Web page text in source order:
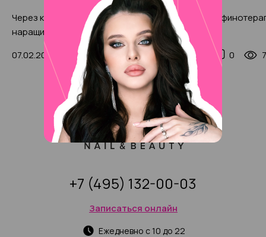
Через какое время после
наращивания ресницы можно
мочить (с фото-примерами)
07.02.2024 0 31324
Холодная
2025 году
08.05.2024
0
Ежедневно с 10 до 22
Записаться онлайн
+7 (495) 132-00-03